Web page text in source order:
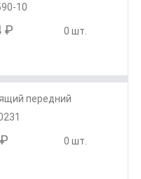
10
₽ 0 шт.
передний
0 шт.